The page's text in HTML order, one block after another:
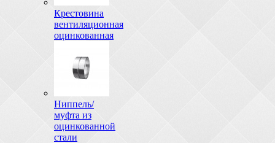
Крестовина
вентиляционная
оцинкованная
Ниппель/
муфта из
оцинкованной
стали